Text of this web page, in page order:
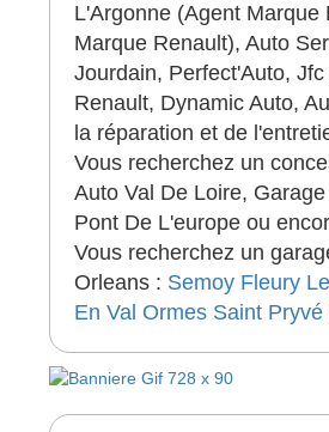
L'Argonne (Agent
Marque Renault), Auto
Jourdain, Perfect'Auto,
Renault, Dynamic Auto,
la réparation et de
Vous recherchez un
Auto Val De Loire,
Pont De L'europe ou
Vous recherchez un
Orleans : Semoy Fleury
En Val Ormes Saint